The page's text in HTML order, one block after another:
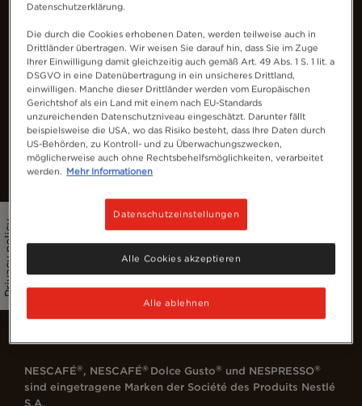
Privacy policy
Austria
Kontaktiere uns
Nutzungsbedingungen
Datenschutzbestimmungen Nestlé
Cookies
Sitemap
NESCAFÉ®, NESCAFÉ®Dolce Gusto® und NESPRESSO®
sind eingetragene Marken der Société des Produits Nestlé
Datenschutzerklärung.
Die durch die Cookies erhobenen Daten, werden teilweise auch in
Drittländer übertragen. Wir weisen Sie darauf hin, dass Sie im Zuge
Ihrer Einwilligung damit gleichzeitig auch gemäß Art. 49 Abs. 1 S. 1 lit. a
DSGVO in eine Datenübertragung in ein unsicheres Drittland,
einwilligen. Manche dieser Drittländer werden vom Europäischen
Gerichtshof als ein Land mit einem nach EU-Standards
unzureichenden Datenschutzniveau eingeschätzt. Darunter fällt
beispielsweise die USA, wo das Risiko besteht, dass Ihre Daten durch
US-Behörden, zu Kontroll- und zu Überwachungszwecken,
möglicherweise auch ohne Rechtsbehelfsmöglichkeiten, verarbeitet
werden. Mehr Informationen
Datenschutzeinstellungen
Alle ablehnen
Alle Cookies akzeptieren